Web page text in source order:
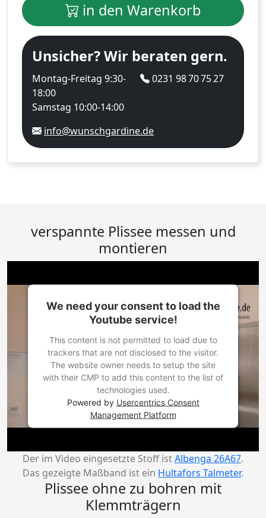
in den Warenkorb
Unsicher? Wir beraten gern.
Montag-Freitag 9:30-
18:00
Samstag 10:00-14:00
0231 98 70 75 27
info@wunschgardine.de
verspannte Plissee messen und
montieren
We need your consent to load the
Youtube service!
This content is not permitted to load due to
trackers that are not disclosed to the visitor.
The website owner needs to setup the site
with their CMP to add this content to the list of
technologies used.
Powered by Usercentrics Consent
Management Platform
Der im Video eingesetzte Stoff istAlbenga 26A67.
Das gezeigte Maßband ist ein Hultafors Talmeter.
Plissee ohne zu bohren mit
Klemmträgern